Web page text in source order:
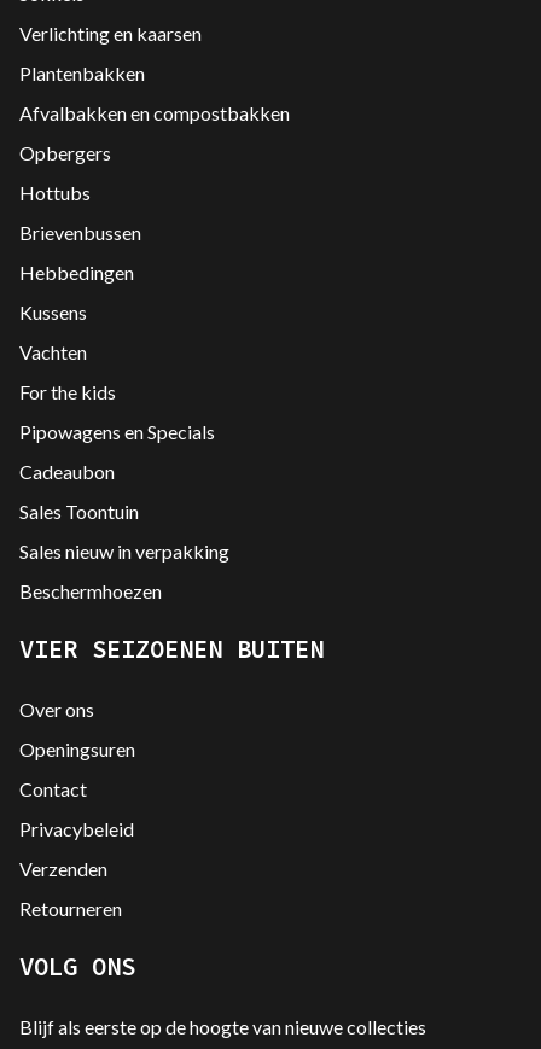
Verlichting en kaarsen
Plantenbakken
Afvalbakken en compostbakken
Opbergers
Hottubs
Brievenbussen
Hebbedingen
Kussens
Vachten
For the kids
Pipowagens en Specials
Cadeaubon
Sales Toontuin
Sales nieuw in verpakking
Beschermhoezen
VIER SEIZOENEN BUITEN
Over ons
Openingsuren
Contact
Privacybeleid
Verzenden
Retourneren
VOLG ONS
Blijf als eerste op de hoogte van nieuwe collecties